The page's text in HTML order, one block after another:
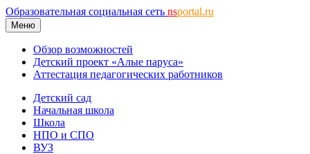
Образовательная социальная сеть nsportal.ru
Меню
Обзор возможностей
Детский проект «Алые паруса»
Аттестация педагогических работников
Детский сад
Начальная школа
Школа
НПО и СПО
ВУЗ